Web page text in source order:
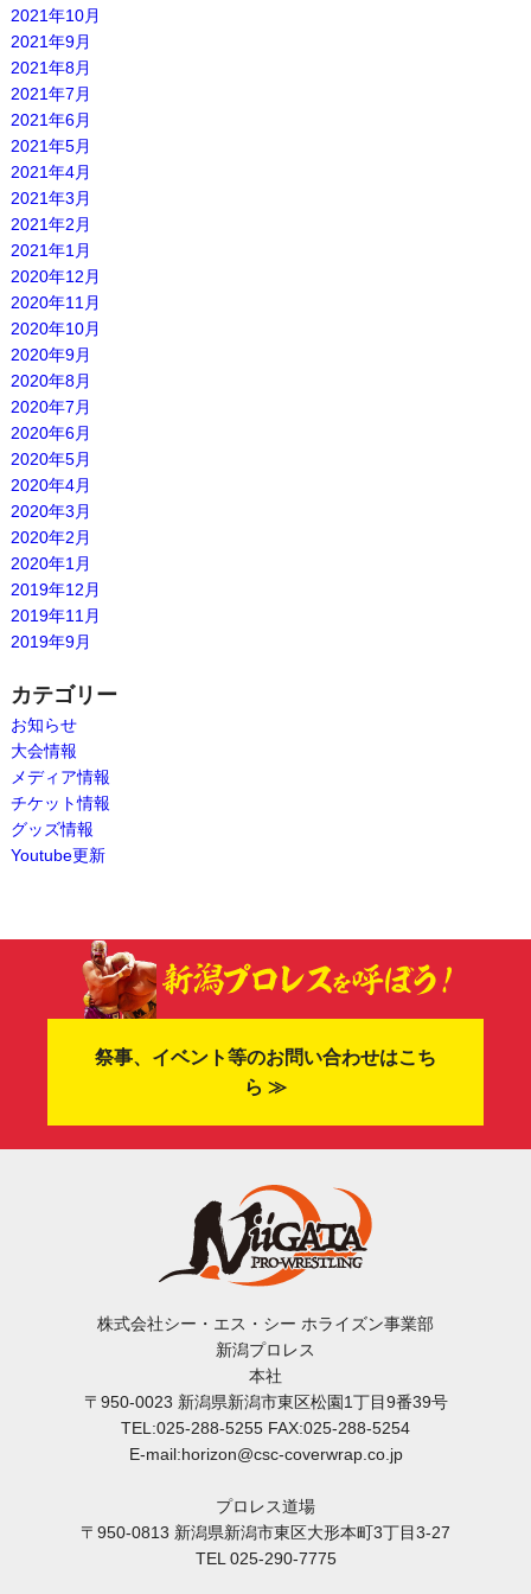
2021年10月
2021年9月
2021年8月
2021年7月
2021年6月
2021年5月
2021年4月
2021年3月
2021年2月
2021年1月
2020年12月
2020年11月
2020年10月
2020年9月
2020年8月
2020年7月
2020年6月
2020年5月
2020年4月
2020年3月
2020年2月
2020年1月
2019年12月
2019年11月
2019年9月
カテゴリー
お知らせ
大会情報
メディア情報
チケット情報
グッズ情報
Youtube更新
祭事、イベント等のお問い合わせはこち
ら ≫
株式会社シー・エス・シー ホライズン事業部
新潟プロレス
本社
〒950-0023 新潟県新潟市東区松園1丁目9番39号
TEL:025-288-5255 FAX:025-288-5254
E-mail:horizon@csc-coverwrap.co.jp
プロレス道場
〒950-0813 新潟県新潟市東区大形本町3丁目3-27
TEL 025-290-7775